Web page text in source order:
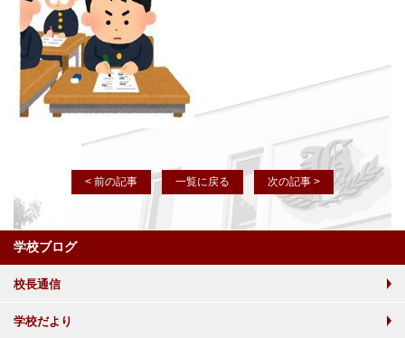
< 前の記事 一覧に戻る 次の記事 >
学校ブログ
校長通信
学校だより